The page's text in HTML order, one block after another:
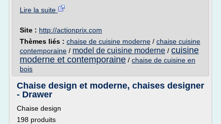
Lire la suite
Site : http://actionprix.com
Thèmes liés : chaise de cuisine moderne / chaise cuisine
contemporaine / model de cuisine moderne / cuisine
moderne et contemporaine / chaise de cuisine en
bois
Chaise design et moderne, chaises designer
- Drawer
Chaise design
198 produits